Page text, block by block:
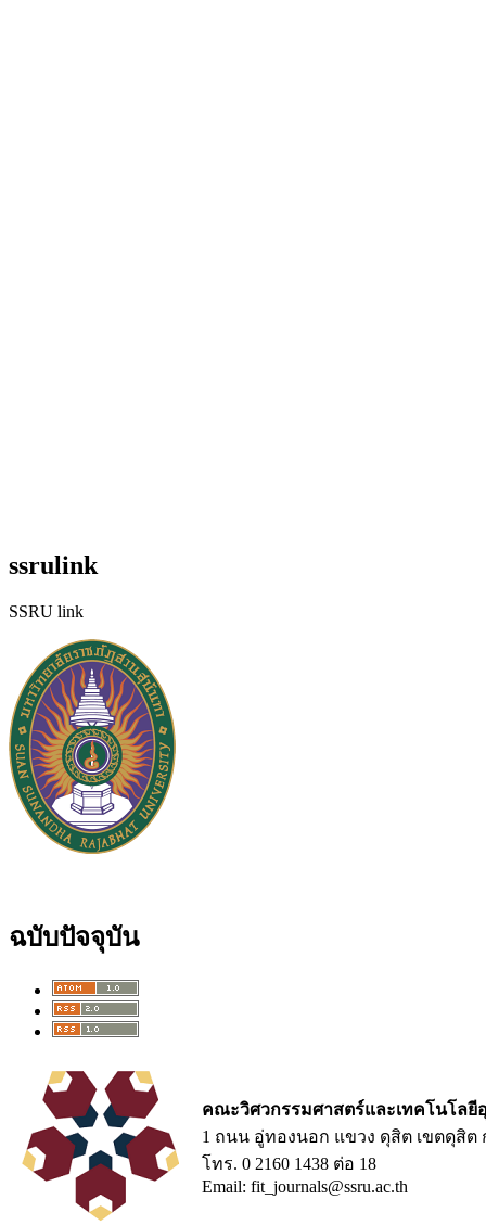
ssrulink
SSRU link
ฉบับปัจจุบัน
คณะวิศวกรรมศาสตร์และเทคโนโล
1 ถนน อู่ทองนอก แขวง ดุสิต เขตดุสิต
โทร. 0 2160 1438 ต่อ 18
Email: fit_journals@ssru.ac.th